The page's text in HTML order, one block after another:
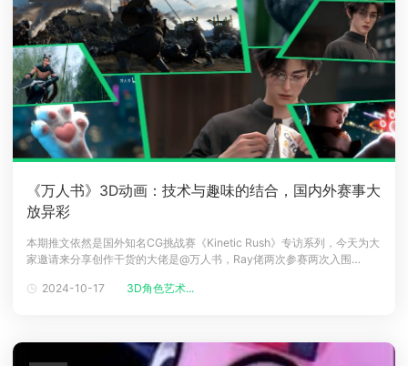
《万人书》3D动画：技术与趣味的结合，国内外赛事大
放异彩
本期推文依然是国外知名CG挑战赛《Kinetic Rush》专访系列，今天为大
家邀请来分享创作干货的大佬是@万人书，Ray佬两次参赛两次入围
天》、《长城》扬名海外;他还以精彩绝伦的作品《赛博夜》在第三届瑞云
2024-10-17 3D角色艺术...